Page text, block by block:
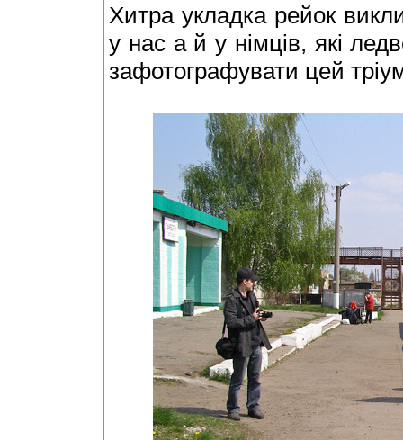
Хитра укладка рейок
у нас а й у німців, які
зафотографувати цей